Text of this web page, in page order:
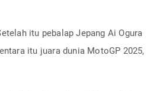
itu pebalap Jepang Ai Ogura
itu juara dunia MotoGP 2025,